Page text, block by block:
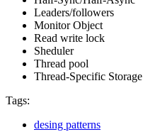
Leaders/followers
Monitor Object
Read write lock
Sheduler
Thread pool
Thread-Specific Storage
Tags:
desing patterns